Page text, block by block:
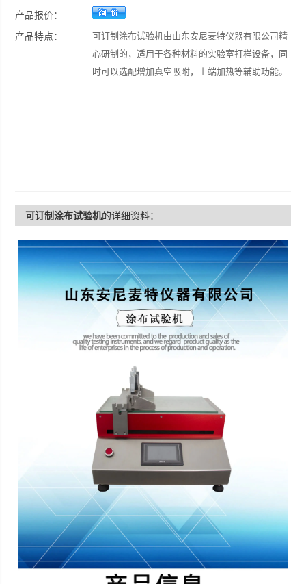
产品报价：
产品特点：
可订制涂布试验机由山东安尼麦特仪器有限公司精
心研制的，适用于各种材料的实验室打样设备，同
时可以选配增加真空吸附，上端加热等辅助功能。
可订制涂布试验机的详细资料：